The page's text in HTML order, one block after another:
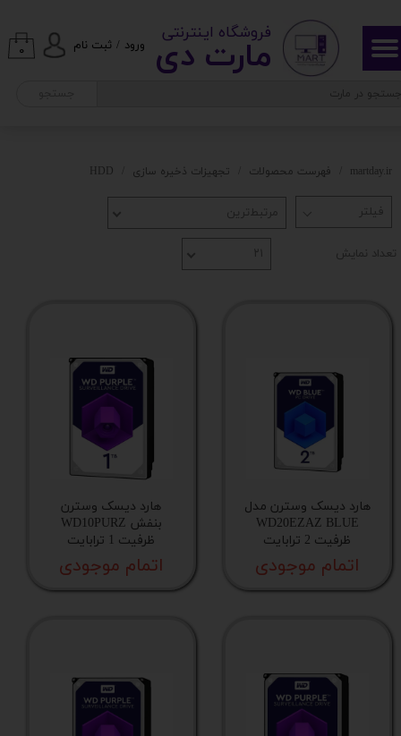
ورود / ثبت نام
حساب کاربری من
تغییر گذر واژه
خروج از حساب کاربری
۰ مارت دی​​​​​​
​ ​فروشگاه اینترنتی
martday.ir فهرست محصولات تجهیزات ذخیره سازی HDD
مرتبط‌ترین
تعداد نمایش ۲۱
هارد دیسک وسترن مدل
WD20EZAZ BLUE
ظرفیت 2 ترابایت
اتمام موجودی
هارد دیسک وسترن
بنفش WD10PURZ
ظرفیت 1 ترابایت
اتمام موجودی